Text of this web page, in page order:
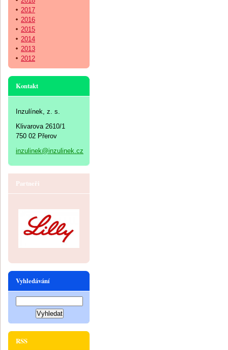
2017
2016
2015
2014
2013
2012
Kontakt
Inzulínek, z. s.
Klivarova 2610/1
750 02 Přerov
inzulinek@inzulinek.cz
Partneři
Vyhledávání
RSS